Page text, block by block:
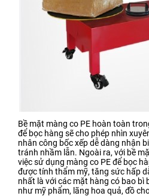
Bề mặt màng co PE hoàn toàn
để bọc hàng sẽ cho phép nhìn
nhân công bốc xếp dễ dàng nhận
tránh nhầm lẫn. Ngoài ra, với bề
việc sử dụng màng co PE để bọc
được tính thẩm mỹ, tăng sức hấp
nhất là với các mặt hàng có bao bì
như mỹ phẩm, lãng hoa quả, đồ